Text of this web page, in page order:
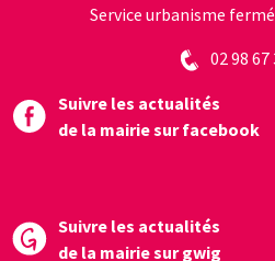
Service urbanisme
02 98 67
Suivre les actualités
de la mairie sur facebook
Suivre les actualités
de la mairie sur gwig